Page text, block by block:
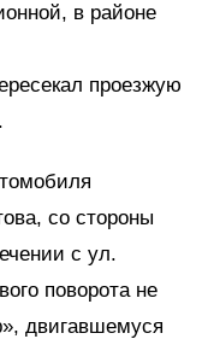
в районе
проезжую
со стороны
с ул.
поворота не
двигавшемуся